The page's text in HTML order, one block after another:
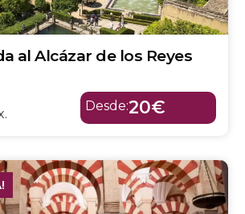
al Alcázar de los Reyes
Desde:20€